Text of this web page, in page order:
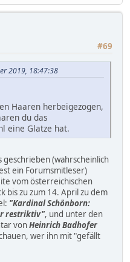
#69
2019, 18:47:38
Haaren herbeigezogen,
du das
eine Glatze hat.
(wahrscheinlich
ein Forumsmitleser)
vom österreichischen
bis zu zum 14. April zu dem
"Kardinal Schönborn:
restriktiv", und unter den
vonHeinrich Badhofer
wer ihn mit "gefällt